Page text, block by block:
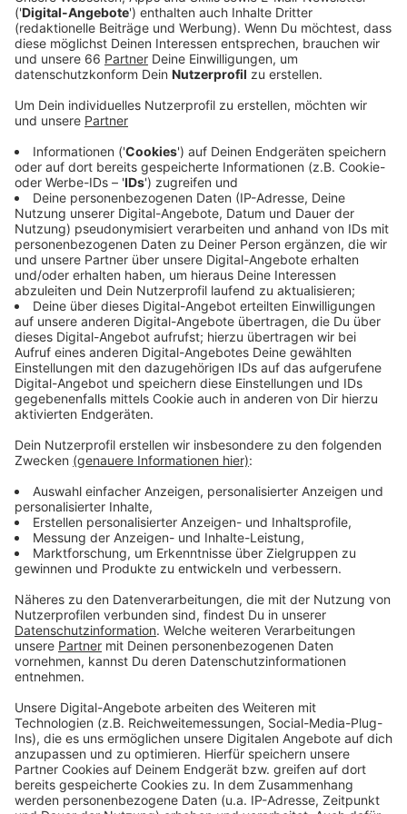
Von dem Gedanken, beim Einkaufen auch mal kurz
an den Buden vorbeizuschlendern, müssen sich die
Düsseldorfer in diesem Jahr verabschieden. Wer
zum Weihnachtsmarkt will, muss sich erst
kontrollieren lassen.
Veröffentlicht: Mittwoch, 17.11.2021 15:03
Anzeige
Ursprünglich waren stichprobenartige Kontrollen
geplant, jetzt gibt es zumindest für Teil der
Weihnachtsmärkte Einzäunungen. Schausteller-
Vorstand Oliver Wilmering sagte uns, man trage die
Maßnahme mit, halte sie aber dennoch für nicht
nachvollziehbar. Volle Einkaufsstraßen müssten dann
auch eingezäunt und kontrolliert werden, da gäbe es
keinen Unterschied zu den Weihnachtsmärkten.
Anzeige
Weitere Infos und Links zum Thema
Anzeige
Düsseldorfer Weihnachtsmarkt mit 2G:
ANTENNE-Sonderseite dazu:
Infos von Düsseldorf Tourismus:
Anzeige